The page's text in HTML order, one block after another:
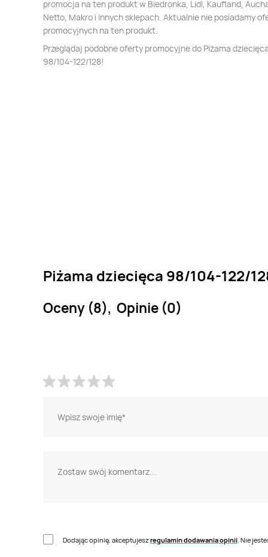
promocja na ten produkt w Biedronka, Lidl, Kaufland,
Netto, Makro i innych sklepach. Aktualnie nie posiadamy
promocyjnych na ten produkt.
Przeglądaj podobne oferty promocyjne do Piżama dziecięca
98/104-122/128!
Piżama dziecięca 98/104-122/
Oceny (8), Opinie (0)
Dodając opinię, akceptujeszregulamin dodawania opinii . Nie